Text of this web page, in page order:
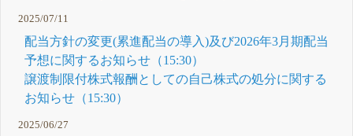
2025/07/11
配当方針の変更(累進配当の導入)及び2026年3月期配当
予想に関するお知らせ（15:30）
譲渡制限付株式報酬としての自己株式の処分に関する
お知らせ（15:30）
2025/06/27